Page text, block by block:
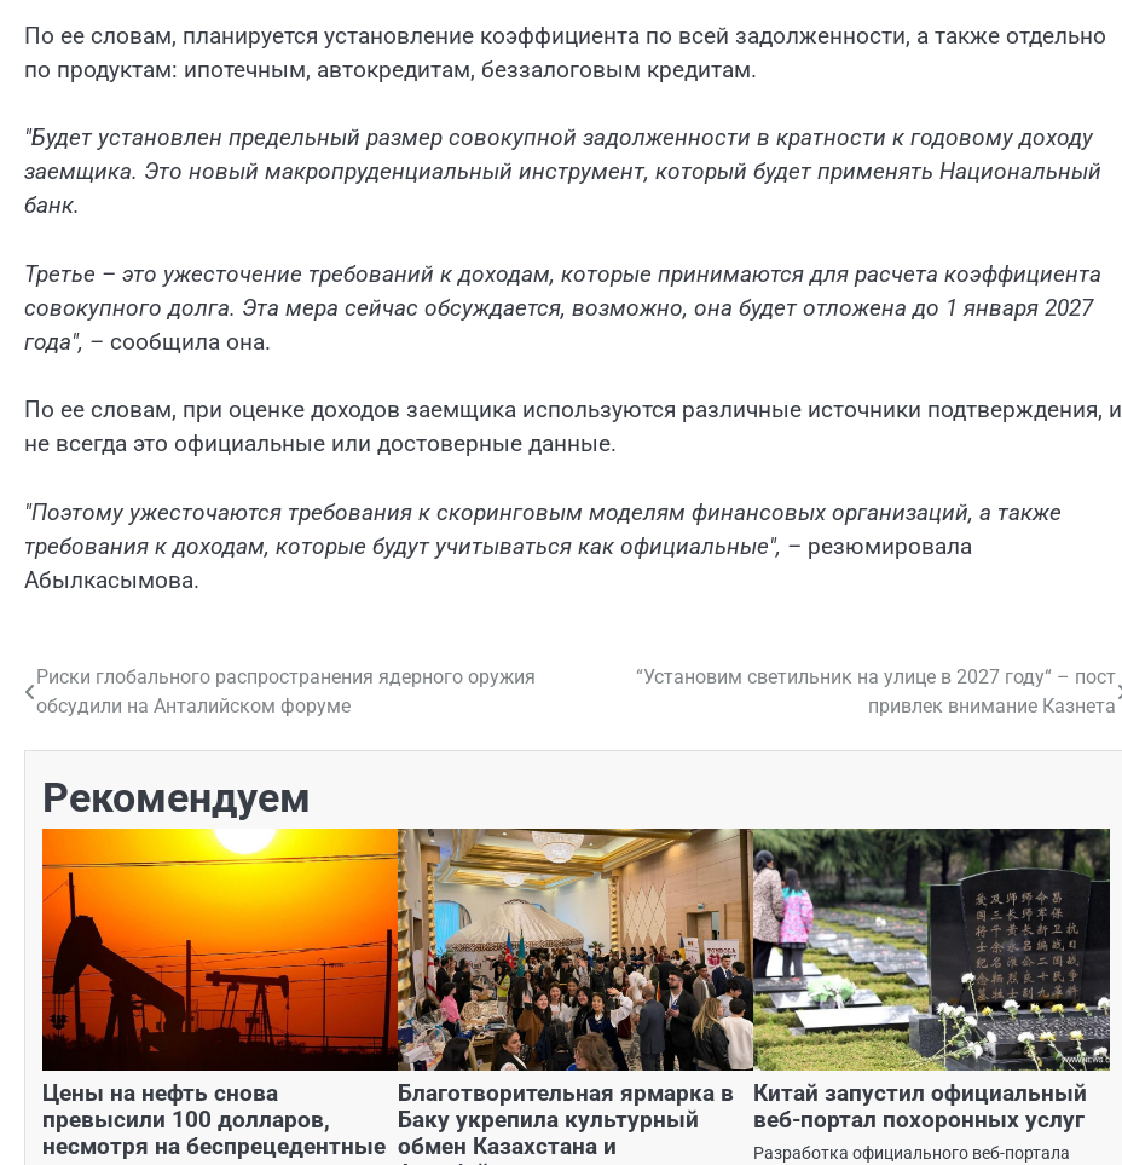
По ее словам, планируется установление коэффициента по всей задолженности, а также отдельно
по продуктам: ипотечным, автокредитам, беззалоговым кредитам.
"Будет установлен предельный размер совокупной задолженности в кратности к годовому доходу
заемщика. Это новый макропруденциальный инструмент, который будет применять Национальный
банк.
Третье – это ужесточение требований к доходам, которые принимаются для расчета коэффициента
совокупного долга. Эта мера сейчас обсуждается, возможно, она будет отложена до 1 января 2027
года", – сообщила она.
По ее словам, при оценке доходов заемщика используются различные источники подтверждения, и
не всегда это официальные или достоверные данные.
"Поэтому ужесточаются требования к скоринговым моделям финансовых организаций, а также
требования к доходам, которые будут учитываться как официальные", – резюмировала
Абылкасымова.
Навигация
Риски глобального распространения ядерного оружия
обсудили на Анталийском форуме
“Установим светильник на улице в 2027 году“ – пост
привлек внимание Казнета
Рекомендуем
Цены на нефть снова
превысили 100 долларов,
несмотря на беспрецедентные
Благотворительная ярмарка в
Баку укрепила культурный
обмен Казахстана и
Китай запустил официальный
веб-портал похоронных услуг
Разработка официального веб-портала